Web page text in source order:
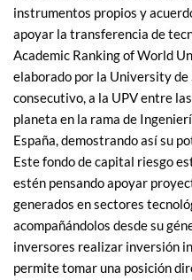
instrumentos propios y
apoyar la transferencia de
Academic Ranking of World
elaborado por la University de
consecutivo, a la UPV entre
planeta en la rama de
España, demostrando así su
Este fondo de capital riesgo
estén pensando apoyar
generados en sectores
acompañándolos desde su
inversores realizar inversión
permite tomar una posición